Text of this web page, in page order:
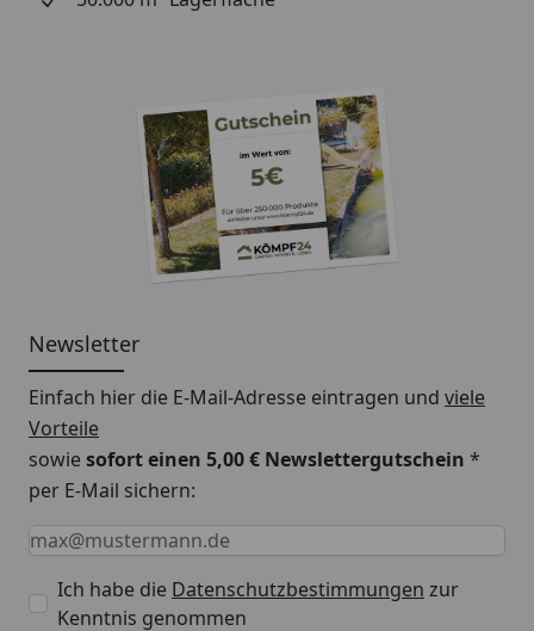
Newsletter
Einfach hier die E-Mail-Adresse eintragen und viele
Vorteile
sowiesofort einen 5,00 € Newslettergutschein *
per E-Mail sichern:
Keine Eingabe erforderlich
Eingabe erforderlich
E-Mail *
Ich habe die Datenschutzbestimmungen zur
Kenntnis genommen